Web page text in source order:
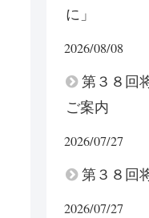
に」
2026/08/08
第３８回
ご案内
2026/07/27
第３８回
2026/07/27